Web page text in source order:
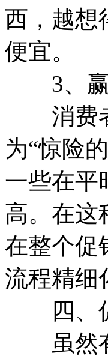
西，越想
便宜。
3、赢
消费者
为“惊险
一些在平
高。在这
在整个促
流程精细
四、促
虽然有